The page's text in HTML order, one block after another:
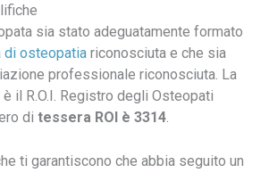
sia stato adeguatamente formato
di osteopatia riconosciuta e che sia
professionale riconosciuta. La
il R.O.I. Registro degli Osteopati
di tessera ROI è 3314
ti garantiscono che abbia seguito un